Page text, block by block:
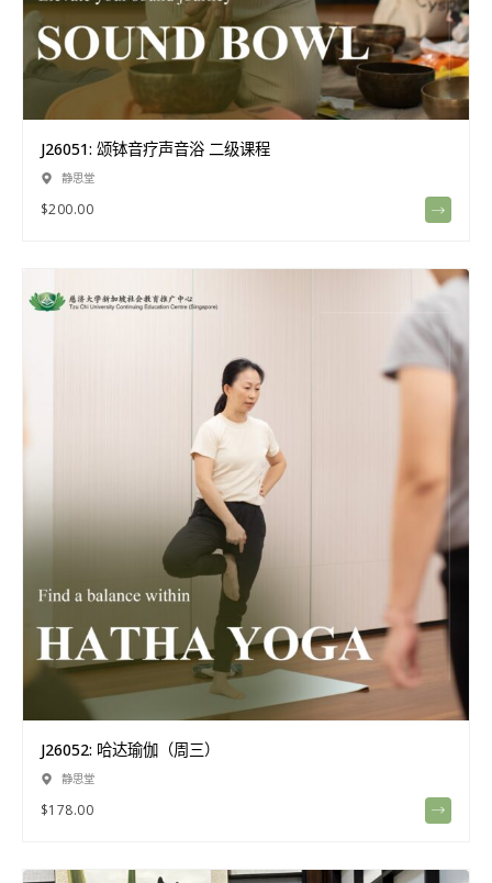
J26051: 颂钵音疗声音浴 二级课程
静思堂
$200.00
J26052: 哈达瑜伽（周三）
静思堂
$178.00